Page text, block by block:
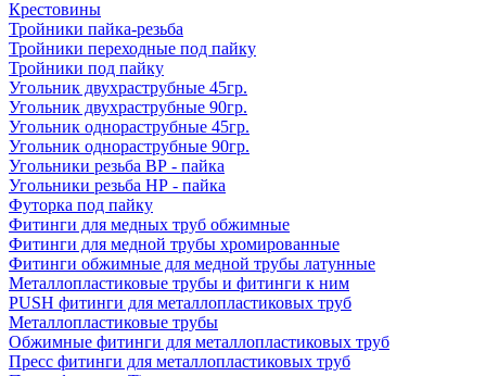
Крестовины
Тройники пайка-резьба
Тройники переходные под пайку
Тройники под пайку
Угольник двухраструбные 45гр.
Угольник двухраструбные 90гр.
Угольник однораструбные 45гр.
Угольник однораструбные 90гр.
Угольники резьба ВР - пайка
Угольники резьба НР - пайка
Футорка под пайку
Фитинги для медных труб обжимные
Фитинги для медной трубы хромированные
Фитинги обжимные для медной трубы латунные
Металлопластиковые трубы и фитинги к ним
PUSH фитинги для металлопластиковых труб
Металлопластиковые трубы
Обжимные фитинги для металлопластиковых труб
Пресс фитинги для металлопластиковых труб